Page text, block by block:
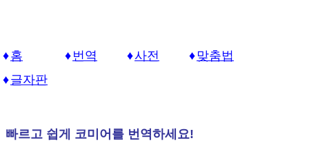
홈 번역 사전
맞춤법
글자판
빠르고 쉽게 코미어를 번역하세요!